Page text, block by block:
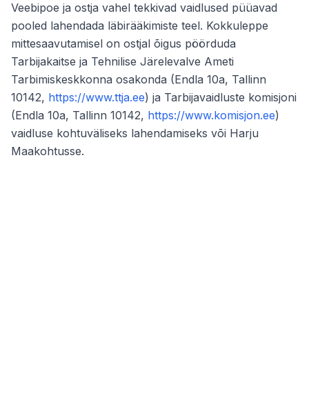
Veebipoe ja ostja vahel tekkivad vaidlused püüavad
pooled lahendada läbirääkimiste teel. Kokkuleppe
mittesaavutamisel on ostjal õigus pöörduda
Tarbijakaitse ja Tehnilise Järelevalve Ameti
Tarbimiskeskkonna osakonda (Endla 10a, Tallinn
10142, https://www.ttja.ee) ja Tarbijavaidluste komisjoni
(Endla 10a, Tallinn 10142, https://www.komisjon.ee)
vaidluse kohtuväliseks lahendamiseks või Harju
Maakohtusse.